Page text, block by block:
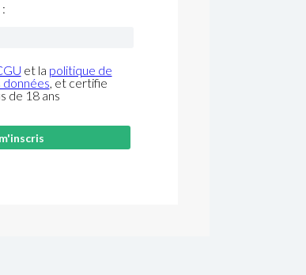
et la politique de
, et certifie
de 18 ans